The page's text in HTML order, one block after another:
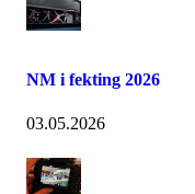
NM i fekting 2026
03.05.2026